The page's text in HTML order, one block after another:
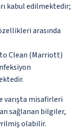
kabul edilmektedir;
arasında
Clean (Marriott)
varışta misafirleri
sağlanan bilgiler,
olabilir.